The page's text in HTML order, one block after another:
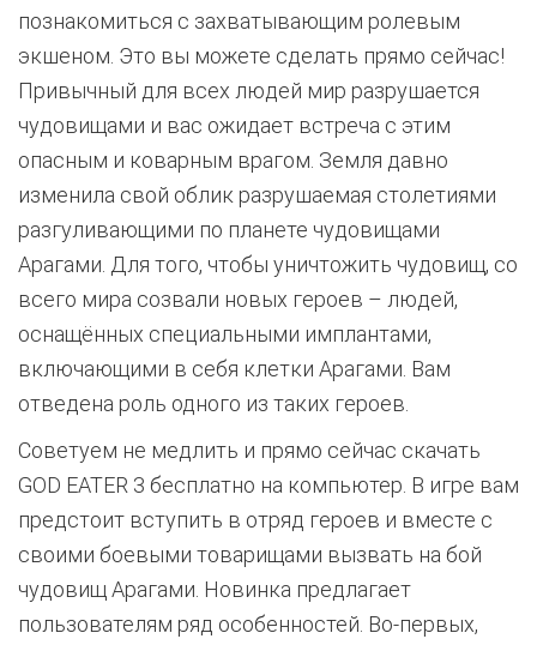
познакомиться с захватывающим ролевым
экшеном. Это вы можете сделать прямо сейчас!
Привычный для всех людей мир разрушается
чудовищами и вас ожидает встреча с этим
опасным и коварным врагом. Земля давно
изменила свой облик разрушаемая столетиями
разгуливающими по планете чудовищами
Арагами. Для того, чтобы уничтожить чудовищ, со
всего мира созвали новых героев – людей,
оснащённых специальными имплантами,
включающими в себя клетки Арагами. Вам
отведена роль одного из таких героев.
Советуем не медлить и прямо сейчас скачать
GOD EATER 3 бесплатно на компьютер. В игре вам
предстоит вступить в отряд героев и вместе с
своими боевыми товарищами вызвать на бой
чудовищ Арагами. Новинка предлагает
пользователям ряд особенностей. Во-первых,